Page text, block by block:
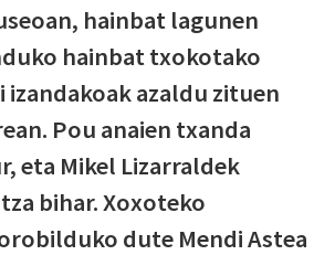
hainbat lagunen
hainbat txokotako
izandakoak azaldu zituen
Pou anaien txanda
eta Mikel Lizarraldek
bihar. Xoxoteko
dute Mendi Astea